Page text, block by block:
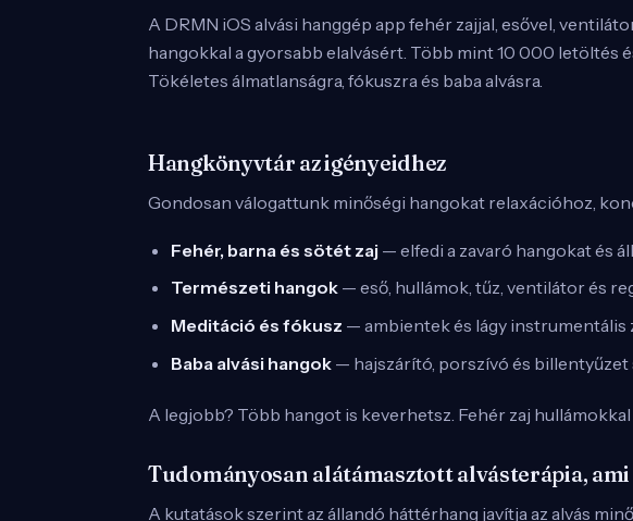
A DRMN iOS alvási hanggép app fehér zajjal, esővel,
hangokkal a gyorsabb elalvásért. Több mint 10 000 letöltés
Tökéletes álmatlanságra, fókuszra és baba alvásra.
Hangkönyvtár az igényeidhez
Gondosan válogattunk minőségi hangokat relaxációhoz,
Fehér, barna és sötét zaj — elfedi a zavaró hangokat és
Természeti hangok— eső, hullámok, tűz, ventilátor és
Meditáció és fókusz — ambientek és lágy
Baba alvási hangok— hajszárító, porszívó és billentyűzet
A legjobb? Több hangot is keverhetsz. Fehér zaj
Tudományosan alátámasztott alvásterápia,
A kutatások szerint az állandó háttérhang javítja az alvás